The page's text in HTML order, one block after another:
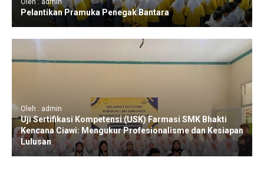
Oleh : admin
Pelantikan Pramuka Penegak Bantara
Oleh : admin
Uji Sertifikasi Kompetensi (USK) Farmasi SMK Bhakti
Kencana Ciawi: Mengukur Profesionalisme dan Kesiapan
Lulusan